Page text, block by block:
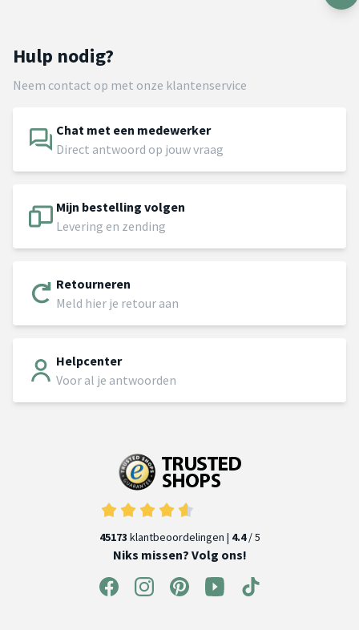
Hulp nodig?
Neem contact op met onze klantenservice
Chat met een medewerker
Direct antwoord op jouw vraag
Mijn bestelling volgen
Levering en zending
Retourneren
Meld hier je retour aan
Helpcenter
Voor al je antwoorden
45173 klantbeoordelingen | 4.4/ 5
Niks missen? Volg ons!